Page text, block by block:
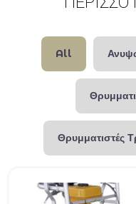
All
Θρυμματιστές